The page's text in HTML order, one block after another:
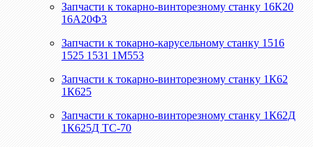
Запчасти к токарно-винторезному станку 16К20
16А20Ф3
Запчасти к токарно-карусельному станку 1516
1525 1531 1М553
Запчасти к токарно-винторезному станку 1К62
1К625
Запчасти к токарно-винторезному станку 1К62Д
1К625Д ТС-70